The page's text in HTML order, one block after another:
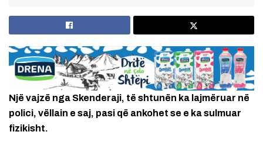
Një vajzë nga Skenderaji, të shtunën ka lajmëruar në
polici, vëllain e saj, pasi që ankohet se e ka sulmuar
fizikisht.